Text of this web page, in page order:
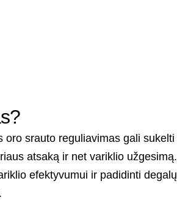
srauto reguliavimas gali sukelti
atsaką ir net variklio užgesimą.
efektyvumui ir padidinti degalų